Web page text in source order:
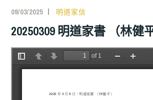
09/03/2025 明道家信
20250309 明道家書 （林健平